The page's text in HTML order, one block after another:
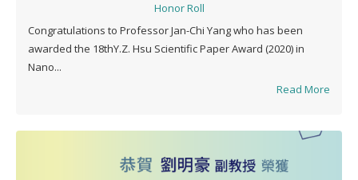
Honor Roll
Congratulations to Professor Jan-Chi Yang who has been
awarded the 18thY.Z. Hsu Scientific Paper Award (2020) in
Nano...
Read More